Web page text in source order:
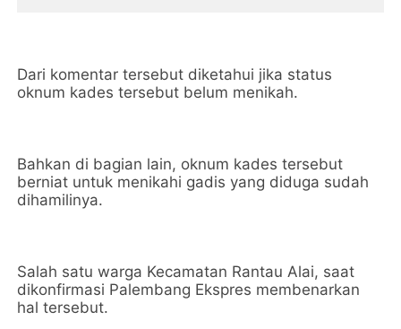
Dari komentar tersebut diketahui jika status
oknum kades tersebut belum menikah.
Bahkan di bagian lain, oknum kades tersebut
berniat untuk menikahi gadis yang diduga sudah
dihamilinya.
Salah satu warga Kecamatan Rantau Alai, saat
dikonfirmasi Palembang Ekspres membenarkan
hal tersebut.